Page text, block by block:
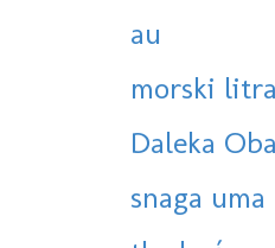
au
morski
Daleka
snaga uma